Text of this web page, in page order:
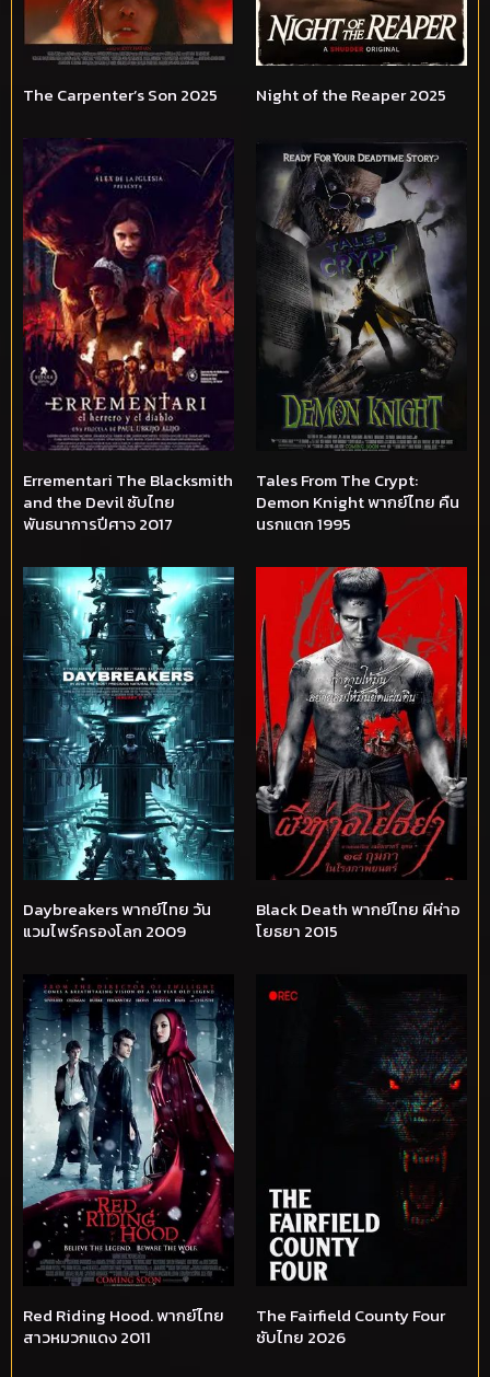
The Carpenter’s Son 2025 Night of the Reaper 2025
Errementari The Blacksmith
and the Devil ซับไทย
พันธนาการปีศาจ 2017
Tales From The Crypt:
Demon Knight พากย์ไทย คืน
นรกแตก 1995
Daybreakers พากย์ไทย วัน
แวมไพร์ครองโลก 2009
Black Death พากย์ไทย ผีห่าอ
โยธยา 2015
Red Riding Hood. พากย์ไทย
สาวหมวกแดง 2011
The Fairfield County Four
ซับไทย 2026